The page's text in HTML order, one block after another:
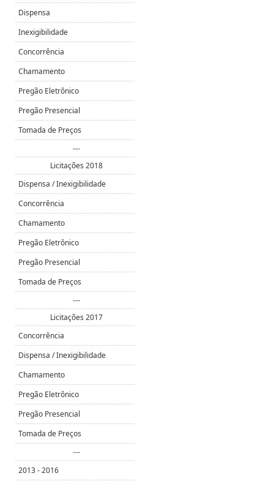
Dispensa
Inexigibilidade
Concorrência
Chamamento
Pregão Eletrônico
Pregão Presencial
Tomada de Preços
---
Licitações 2018
Dispensa / Inexigibilidade
Concorrência
Chamamento
Pregão Eletrônico
Pregão Presencial
Tomada de Preços
---
Licitações 2017
Concorrência
Dispensa / Inexigibilidade
Chamamento
Pregão Eletrônico
Pregão Presencial
Tomada de Preços
---
2013 - 2016